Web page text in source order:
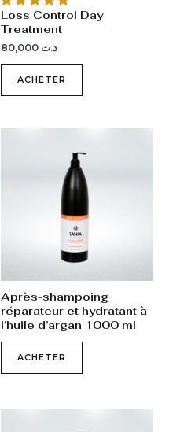
Loss Control Day
Treatment
د.ت
ACHETER
Après-shampoing
réparateur et hydratant à
l’huile d’argan 1000 ml
ACHETER